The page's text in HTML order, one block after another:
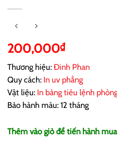
200,000₫
Thương hiệu: Đinh Phan
Quy cách: In uv phẳng
Vật liệu: In bảng tiêu lệnh
Bảo hành màu: 12 tháng
Thêm vào giỏ để tiến hành